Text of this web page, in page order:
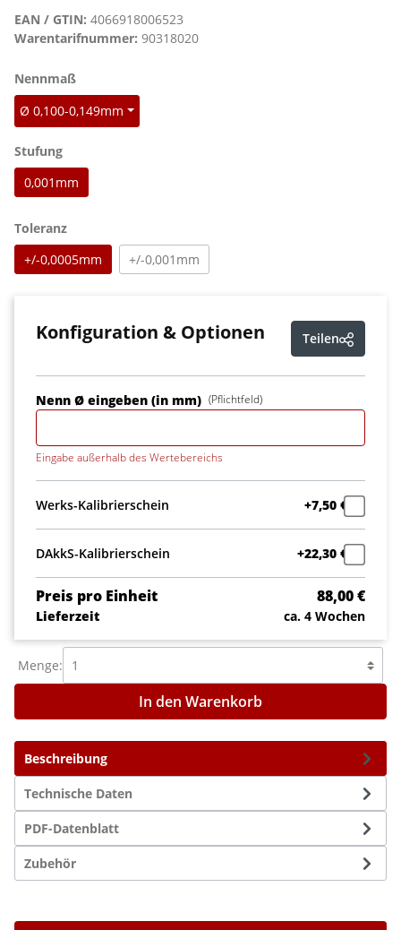
Beschreibung
Technische Daten
PDF-Datenblatt
Zubehör
EAN / GTIN: 4066918006523
Warentarifnummer: 90318020
Nennmaßauswählen
Ø 0,100-0,149mm
Stufungauswählen
0,001mm
Toleranzauswählen
+/-0,0005mm
+/-0,001mm
Konfiguration & Optionen Teilen
Nenn Ø eingeben (in mm) (Pflichtfeld)
Eingabe außerhalb des Wertebereichs
Werks-Kalibrierschein +7,50 €
DAkkS-Kalibrierschein +22,30 €
Preis pro Einheit 88,00 €
Lieferzeit ca. 4 Wochen
Menge:
In den Warenkorb